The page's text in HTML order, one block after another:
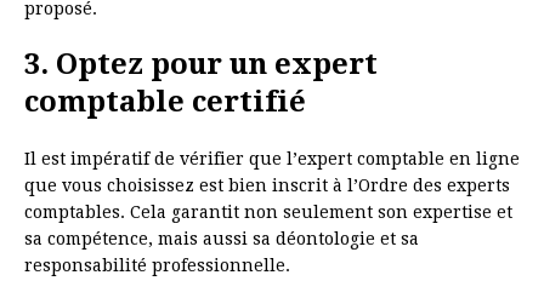
proposé.
3. Optez pour un expert
comptable certifié
Il est impératif de vérifier que l’expert comptable en ligne
que vous choisissez est bien inscrit à l’Ordre des experts
comptables. Cela garantit non seulement son expertise et
sa compétence, mais aussi sa déontologie et sa
responsabilité professionnelle.